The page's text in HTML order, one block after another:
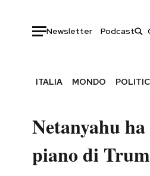
Newsletter Podcast
ITALIA MONDO
Netanyahu
piano di